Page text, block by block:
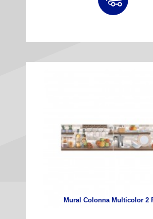
Mural Colonna Multicolor 2